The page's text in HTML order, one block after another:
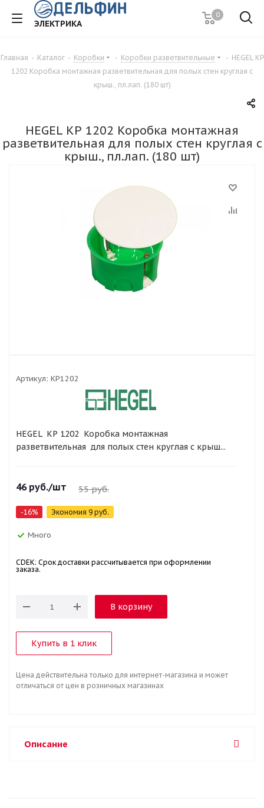
ЭЛЕКТРИКА
0
Главная - Каталог - Коробки - Коробки разветвительные - HEGEL КР
1202 Коробка монтажная разветвительная для полых стен круглая с
крыш., пл.лап. (180 шт)
HEGEL КР 1202 Коробка монтажная
разветвительная для полых стен круглая с
крыш., пл.лап. (180 шт)
Артикул: КР1202
HEGEL КР 1202 Коробка монтажная
разветвительная для полых стен круглая с крыш...
46руб./шт 55руб.
-16% Экономия 9 руб.
Много
CDEK: Срок доставки рассчитывается при оформлении
заказа.
В корзину
Купить в 1 клик
Цена действительна только для интернет-магазина и может
отличаться от цен в розничных магазинах
Описание